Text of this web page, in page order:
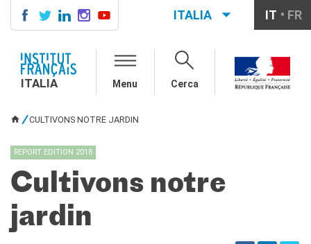
CORSI DI FRANCESE
CERTIFICAZIONI
Diplomi
Contatti
ITALIA IT FR
ITALIA Menu Cerca
CULTIVONS NOTRE JARDIN
REPORT EDITION 2018
Cultivons notre
jardin